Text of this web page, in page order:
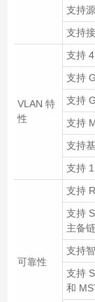
支持
支持
VLAN 特
性
支持
支持
支持
支持
支持
支持
可靠性
支持
支持
主备
支持
支持
和